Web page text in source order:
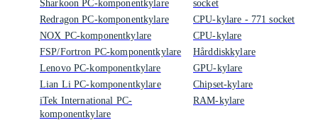
Sharkoon PC-komponentkylare
Redragon PC-komponentkylare
NOX PC-komponentkylare
FSP/Fortron PC-komponentkylare
Lenovo PC-komponentkylare
Lian Li PC-komponentkylare
iTek International PC-
komponentkylare
socket
CPU-kylare - 771 socket
CPU-kylare
Hårddiskkylare
GPU-kylare
Chipset-kylare
RAM-kylare